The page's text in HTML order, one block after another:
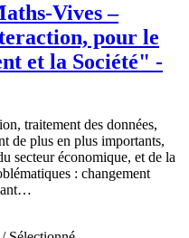
Vives –
pour le
et la Société" -
traitement des données,
de plus en plus importants,
secteur économique, et de la
: changement